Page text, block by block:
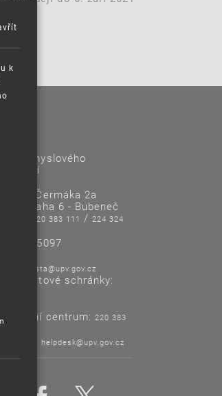
průmyslového
Čermáka 2a
68 Praha 6 - Bubeneč
220 383 111 /224 324
48135097
posta@upv.gov.cz
datové schránky:
centrum: 220 383
helpdesk@upv.gov.cz
k